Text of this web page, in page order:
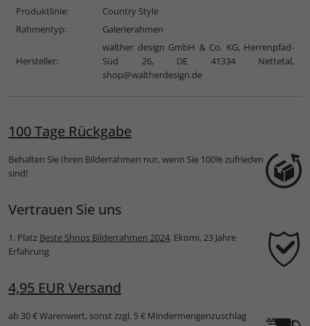
Produktlinie:
Country Style
Rahmentyp:
Galerierahmen
Hersteller:
walther design GmbH & Co. KG, Herrenpfad-
Süd 26, DE 41334 Nettetal,
shop@waltherdesign.de
100 Tage Rückgabe
Behalten Sie Ihren Bilderrahmen nur, wenn Sie 100% zufrieden
sind!
Vertrauen Sie uns
1. Platz Beste Shops Bilderrahmen 2024, Ekomi, 23 Jahre
Erfahrung
4,95 EUR Versand
ab 30 € Warenwert, sonst zzgl. 5 € Mindermengenzuschlag